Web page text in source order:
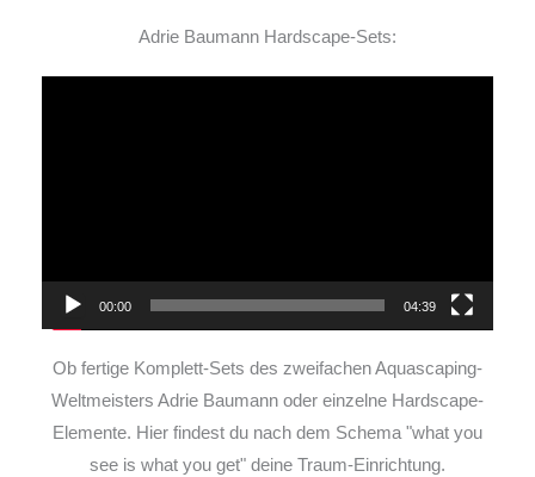
Adrie Baumann Hardscape-Sets:
00:00 04:39
Ob fertige Komplett-Sets des zweifachen Aquascaping-
Weltmeisters Adrie Baumann oder einzelne Hardscape-
Elemente. Hier findest du nach dem Schema "what you
see is what you get" deine Traum-Einrichtung.